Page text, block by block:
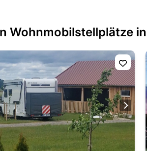
Wohnmobilstellplätze